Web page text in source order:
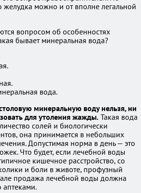
желудка можно и от вполне легальной
вопросом об особенностях
бывает минеральная вода?
вода.
минеральную воду нельзя, ни
для утоления жажды. Такая вода
солей и биологически
она принимается в небольших
Допустимая норма в день — это
Что будет, если лечебной воды
кишечное расстройство, со
и боли в животе, профузный
продажа лечебной воды должна
аптеками.